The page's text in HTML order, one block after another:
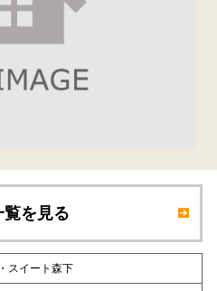
覧を見る
スイート森下